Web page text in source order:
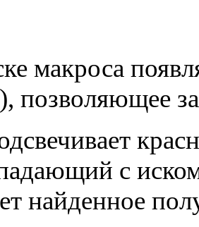
макроса
позволяющее
с
найденное